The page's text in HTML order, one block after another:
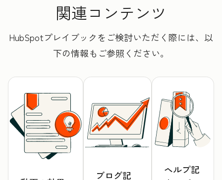
関連コンテンツ
HubSpotプレイブックをご検討いただく際には、以
下の情報もご参照ください。
ブログ記
ヘルプ記